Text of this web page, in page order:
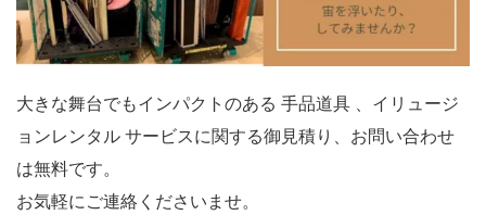
大きな舞台でもインパクトのある 手品道具 、イリュージ
ョンレンタル サービスに関する御見積り、お問い合わせ
は無料です。
お気軽にご連絡くださいませ。